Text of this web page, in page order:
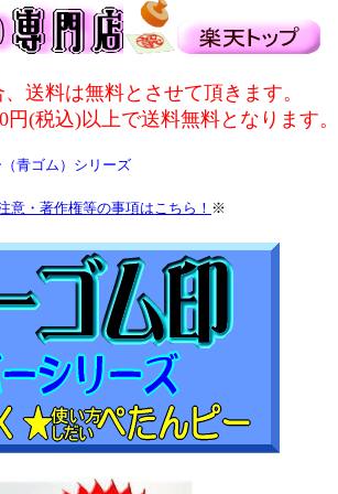
送料は無料とさせて頂きます。
(税込)以上で送料無料となります。
青ゴム）シリーズ
意・著作権等の事項はこちら！ ※